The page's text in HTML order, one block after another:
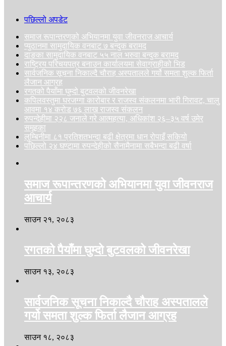
पछिल्लो अपडेट
समाज रूपान्तरणको अभियानमा युवा जीवनराज आचार्य
प्युठानमा सामुदायिक वनबाट ७ बन्दुक बरामद
दाङका सामुदायिक वनबाट ५५ नाल भरुवा बन्दुक बरामद
राष्ट्रिय परिचयपत्र बनाउन कार्यालयमा सेवाग्राहीको भिड
सार्वजनिक सूचना निकाल्दै चौराह अस्पतालले गर्यो समता शुल्क फिर्ता
लैजान आग्रह
रगतको पैयाँमा घुम्दो बुटवलको जीवनरेखा
कपिलवस्तुमा घरजग्गा कारोबार र राजस्व संकलनमा भारी गिरावट, चालु
आवमा १४ करोड ७६ लाख राजस्व संकलन
रुपन्देहीमा २२८ जनाले गरे आत्महत्या, अधिकांश २६–३५ वर्ष उमेर
समूहका
लुम्बिनीमा ८१ प्रतिशतभन्दा बढी क्षेत्रमा धान रोपाइँ सकियो
पछिल्लो २४ घण्टामा रुपन्देहीको सैनामैनामा सबैभन्दा बढी वर्षा
समाज रूपान्तरणको अभियानमा युवा जीवनराज
आचार्य
साउन २१, २०८३
रगतको पैयाँमा घुम्दो बुटवलको जीवनरेखा
साउन १३, २०८३
सार्वजनिक सूचना निकाल्दै चौराह अस्पतालले
गर्यो समता शुल्क फिर्ता लैजान आग्रह
साउन १८, २०८३